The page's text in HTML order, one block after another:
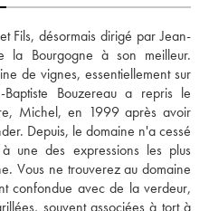
Fils, désormais dirigé par Jean-
la Bourgogne à son meilleur.
de vignes, essentiellement sur
Bouzereau a repris le
Michel, en 1999 après avoir
Depuis, le domaine n'a cessé
une des expressions les plus
Vous ne trouverez au domaine
confondue avec de la verdeur,
souvent associées à tort à